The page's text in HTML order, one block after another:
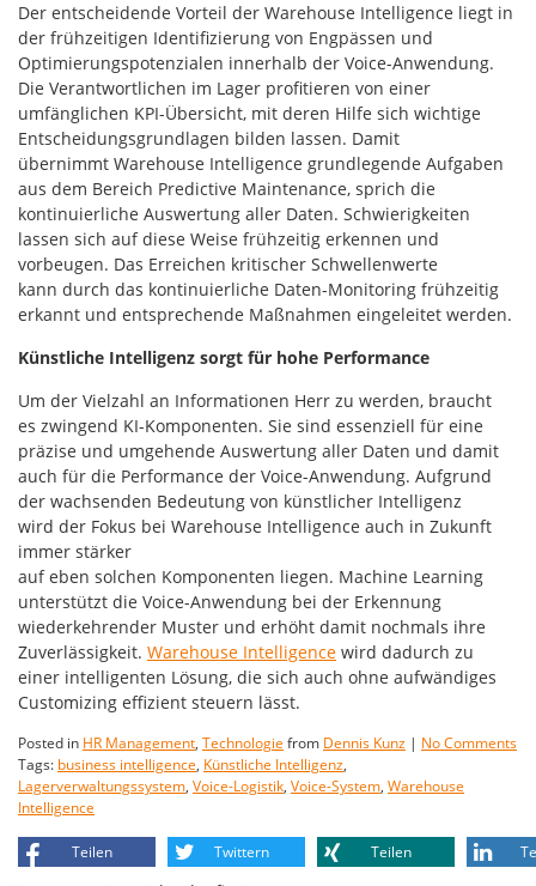
Der entscheidende Vorteil der Warehouse Intelligence liegt in
der frühzeitigen Identifizierung von Engpässen und
Optimierungspotenzialen innerhalb der Voice-Anwendung.
Die Verantwortlichen im Lager profitieren von einer
umfänglichen KPI-Übersicht, mit deren Hilfe sich wichtige
Entscheidungsgrundlagen bilden lassen. Damit
übernimmt Warehouse Intelligence grundlegende Aufgaben
aus dem Bereich Predictive Maintenance, sprich die
kontinuierliche Auswertung aller Daten. Schwierigkeiten
lassen sich auf diese Weise frühzeitig erkennen und
vorbeugen. Das Erreichen kritischer Schwellenwerte
kann durch das kontinuierliche Daten-Monitoring frühzeitig
erkannt und entsprechende Maßnahmen eingeleitet werden.
Künstliche Intelligenz sorgt für hohe Performance
Um der Vielzahl an Informationen Herr zu werden, braucht
es zwingend KI-Komponenten. Sie sind essenziell für eine
präzise und umgehende Auswertung aller Daten und damit
auch für die Performance der Voice-Anwendung. Aufgrund
der wachsenden Bedeutung von künstlicher Intelligenz
wird der Fokus bei Warehouse Intelligence auch in Zukunft
immer stärker
auf eben solchen Komponenten liegen. Machine Learning
unterstützt die Voice-Anwendung bei der Erkennung
wiederkehrender Muster und erhöht damit nochmals ihre
Zuverlässigkeit. Warehouse Intelligence wird dadurch zu
einer intelligenten Lösung, die sich auch ohne aufwändiges
Customizing effizient steuern lässt.
Posted in HR Management, Technologie from Dennis Kunz | No Comments
Tags: business intelligence, Künstliche Intelligenz,
Lagerverwaltungssystem, Voice-Logistik, Voice-System, Warehouse
Intelligence
Teilen Twittern Teilen